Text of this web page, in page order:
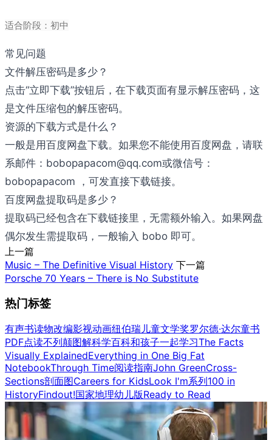
适合阶段：初中
常见问题
文件解压密码是多少？
点击“立即下载”按钮后，在下载页面有显示解压密码，这
是文件压缩包的解压密码。
资源的下载方式是什么？
一般是用百度网盘下载。如果您不能使用百度网盘，请联
系邮件：bobopapacom@qq.com或微信号：
bobopapacom ，可发直接下载链接。
百度网盘提取码是多少？
提取码已经包含在下载链接里，无需额外输入。如果网盘
偶尔发生需提取码，一般输入 bobo 即可。
上一篇
Music – The Definitive Visual History 下一篇
Porsche 70 Years – There is No Substitute
热门标签
有声书读物改编影视动画纽伯瑞儿童文学奖罗尔德·达尔童书
PDF点读不列颠图解科学百科和孩子一起学习The Facts
Visually ExplainedEverything in One Big Fat
NotebookThrough Time阅读指南John GreenCross-
Sections剖面图Careers for KidsLook I'm系列100 in
HistoryFindout!国家地理幼儿版Ready to Read